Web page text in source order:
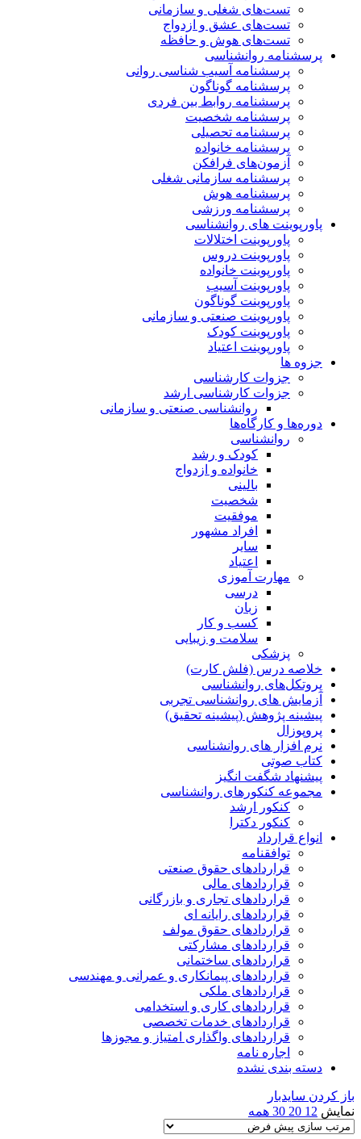
تست‌های شغلی و سازمانی
تست‌های عشق و ازدواج
تست‌های هوش و حافظه
پرسشنامه روانشناسی
پرسشنامه آسیب شناسی روانی
پرسشنامه گوناگون
پرسشنامه روابط بین فردی
پرسشنامه شخصیت
پرسشنامه تحصیلی
پرسشنامه خانواده
آزمون‌های فرافکن
پرسشنامه سازمانی شغلی
پرسشنامه هوش
پرسشنامه ورزشی
پاورپوینت های روانشناسی
پاورپوینت اختلالات
پاورپوینت دروس
پاورپوینت خانواده
پاورپوینت آسیب
پاورپوینت گوناگون
پاورپوینت صنعتی و سازمانی
پاورپوینت کودک
پاورپوینت اعتیاد
جزوه ها
جزوات کارشناسی
جزوات کارشناسی ارشد
روانشناسی صنعتی و سازمانی
دوره‌ها و کارگاه‌ها
روانشناسی
کودک و رشد
خانواده و ازدواج
بالینی
شخصیت
موفقیت
افراد مشهور
سایر
اعتیاد
مهارت آموزی
درسی
زبان
کسب و کار
سلامت و زیبایی
پزشکی
خلاصه درس (فلش کارت)
پروتکل‌های روانشناسی
آزمایش های روانشناسی تجربی
پیشینه پژوهش (پیشینه تحقیق)
پروپوزال
نرم افزار های روانشناسی
کتاب صوتی
پیشنهاد شگفت انگیز
مجموعه کنکورهای روانشناسی
کنکور ارشد
کنکور دکترا
انواع قرارداد
توافقنامه
قراردادهای حقوق صنعتی
قراردادهای مالی
قراردادهای تجاری و بازرگانی
قراردادهای رایانه ای
قراردادهای حقوق مولف
قراردادهای مشارکتی
قراردادهای ساختمانی
قراردادهای پیمانکاری و عمرانی و مهندسی
قراردادهای ملکی
قراردادهای کاری و استخدامی
قراردادهای خدمات تخصصی
قراردادهای واگذاری امتیاز و مجوزها
اجاره نامه
دسته بندی نشده
باز کردن سایدبار
نمایش 12
20
30 همه